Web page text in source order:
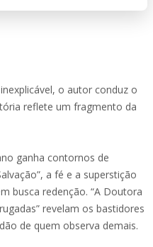
o autor conduz o
reflete um fragmento da
ganha contornos de
a fé e a superstição
busca redenção. “A Doutora
revelam os bastidores
de quem observa demais.